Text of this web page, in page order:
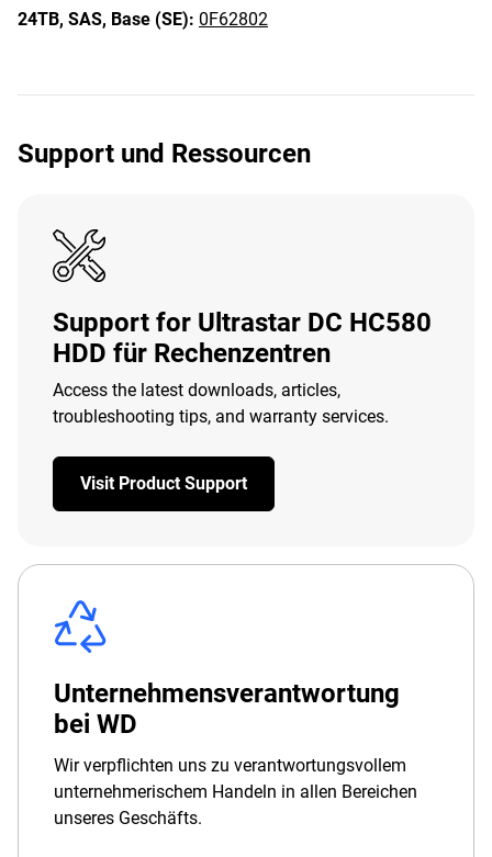
24TB, SAS, Base (SE): 0F62802
Support und Ressourcen
Support for Ultrastar DC HC580
HDD für Rechenzentren
Access the latest downloads, articles,
troubleshooting tips, and warranty services.
Visit Product Support
Unternehmensverantwortung
bei WD
Wir verpflichten uns zu verantwortungsvollem
unternehmerischem Handeln in allen Bereichen
unseres Geschäfts.